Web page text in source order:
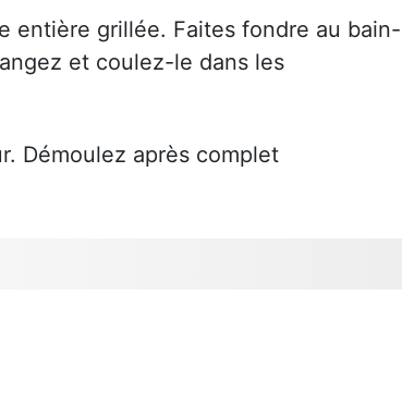
entière grillée. Faites fondre au bain-
et coulez-le dans les
Démoulez après complet